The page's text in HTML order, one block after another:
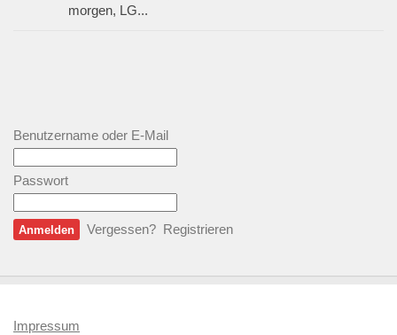
morgen, LG...
Benutzername oder E-Mail
Passwort
Vergessen? Registrieren
Impressum